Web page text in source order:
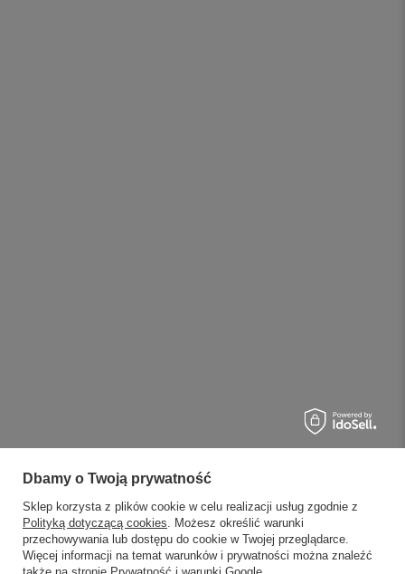
Dbamy o Twoją prywatność
Sklep korzysta z plików cookie w celu realizacji usług zgodnie z
Polityką dotyczącą cookies. Możesz określić warunki
przechowywania lub dostępu do cookie w Twojej przeglądarce.
Więcej informacji na temat warunków i prywatności można znaleźć